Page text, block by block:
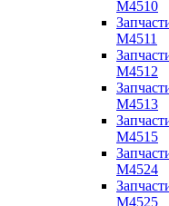
M4510
M4511
M4512
M4513
M4515
M4524
M4525